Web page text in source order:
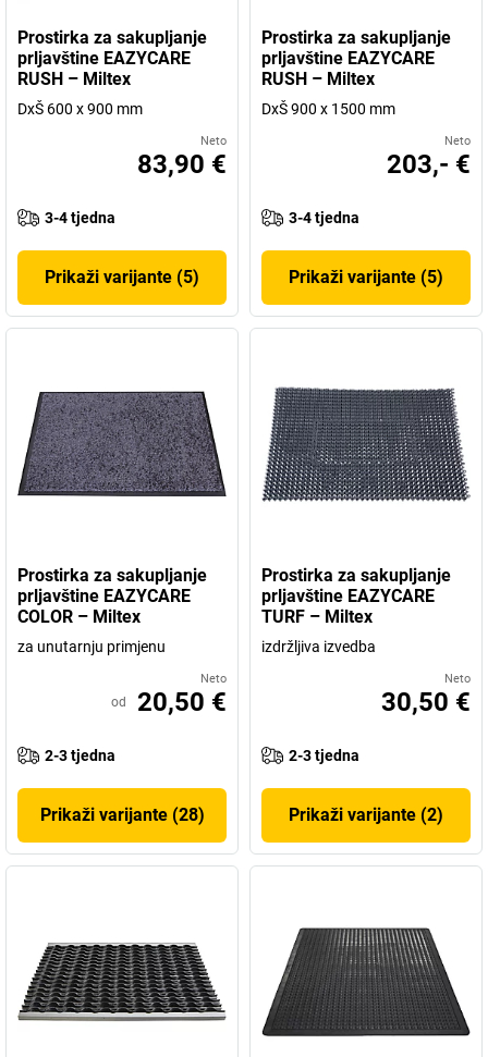
Prostirka za sakupljanje
prljavštine EAZYCARE
RUSH – Miltex
DxŠ 600 x 900 mm
Neto
83,90 €
3-4 tjedna
Prikaži varijante (5)
Prostirka za sakupljanje
prljavštine EAZYCARE
RUSH – Miltex
DxŠ 900 x 1500 mm
Neto
203,- €
3-4 tjedna
Prikaži varijante (5)
Prostirka za sakupljanje
prljavštine EAZYCARE
COLOR – Miltex
za unutarnju primjenu
Neto
od 20,50 €
2-3 tjedna
Prikaži varijante (28)
Prostirka za sakupljanje
prljavštine EAZYCARE
TURF – Miltex
izdržljiva izvedba
Neto
30,50 €
2-3 tjedna
Prikaži varijante (2)